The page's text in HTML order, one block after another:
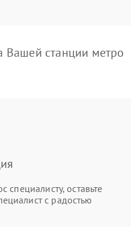
Вашей станции метро
специалисту, оставьте
с радостью